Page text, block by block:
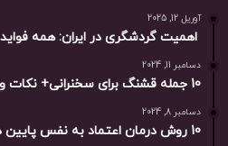
آوریل 12, 2025
اهمیت گردشگری در ایران: همه
دسامبر 11, 2024
10 جمله قشنگ برای سخنرانی+ نکات و ترفندهای کاربردی
دسامبر 8, 2024
10 روش درمان اعتماد به نفس پایین در بزرگسالان